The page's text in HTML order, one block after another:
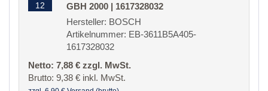
12
GBH 2000 | 1617328032
Hersteller: BOSCH
Artikelnummer: EB-3611B5A405-
1617328032
Netto: 7,88 € zzgl. MwSt.
Brutto: 9,38 € inkl. MwSt.